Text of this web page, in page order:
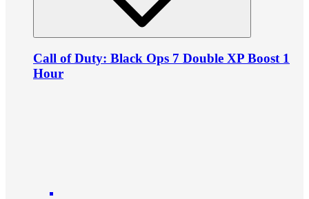
Call of Duty: Black Ops 7 Double XP Boost 1
Hour